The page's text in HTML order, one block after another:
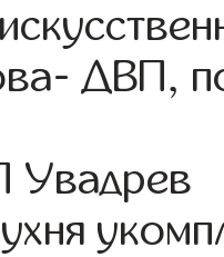
ДВП,
Увадрев